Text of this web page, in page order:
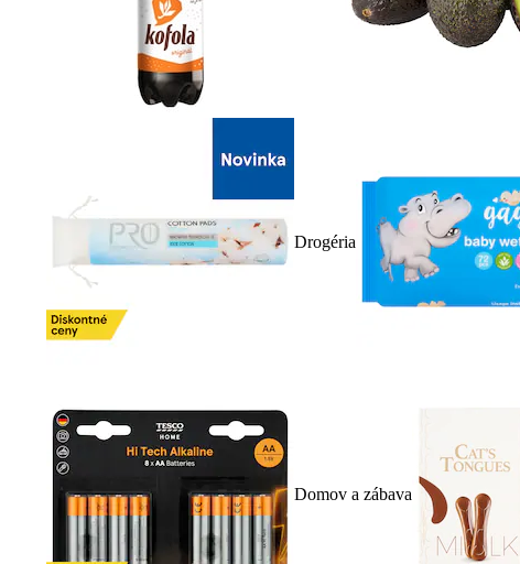
Drogéria
Domov a zábava